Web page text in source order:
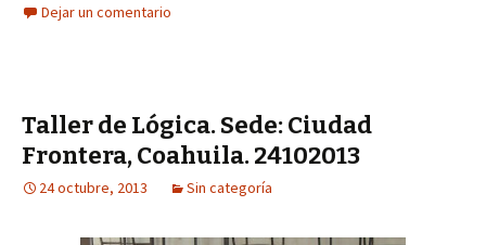
Dejar un comentario
Taller de Lógica. Sede: Ciudad
Frontera, Coahuila. 24102013
24 octubre, 2013 Sin categoría